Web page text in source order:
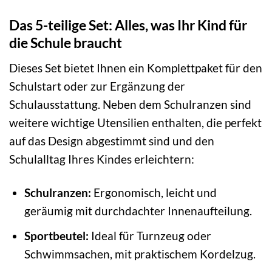
Das 5-teilige Set: Alles, was Ihr Kind für
die Schule braucht
Dieses Set bietet Ihnen ein Komplettpaket für den
Schulstart oder zur Ergänzung der
Schulausstattung. Neben dem Schulranzen sind
weitere wichtige Utensilien enthalten, die perfekt
auf das Design abgestimmt sind und den
Schulalltag Ihres Kindes erleichtern:
Schulranzen: Ergonomisch, leicht und
geräumig mit durchdachter Innenaufteilung.
Sportbeutel: Ideal für Turnzeug oder
Schwimmsachen, mit praktischem Kordelzug.